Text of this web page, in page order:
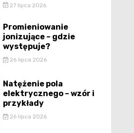
27 lipca 2026
Promieniowanie
jonizujące – gdzie
występuje?
26 lipca 2026
Natężenie pola
elektrycznego – wzór i
przykłady
26 lipca 2026